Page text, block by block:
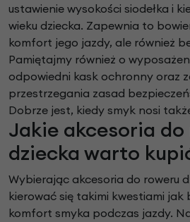
ustawienie wysokości siodełka i
wieku dziecka. Zapewnia to
komfort jego jazdy, ale również
Pamiętajmy również o
odpowiedni kask ochronny oraz
przestrzegania zasad
Dobrze jest, kiedy smyk nosi
Jakie akcesoria do
dziecka warto
Wybierając akcesoria do roweru
kierować się takimi kwestiami jak
komfort smyka podczas jazdy.